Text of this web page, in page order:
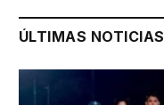
ÚLTIMAS NOTICIAS